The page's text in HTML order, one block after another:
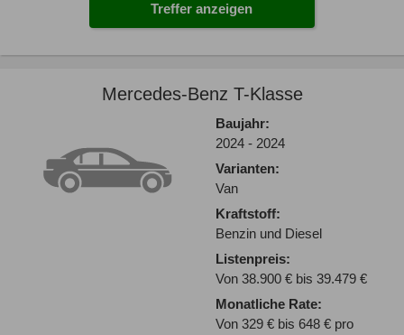
Treffer anzeigen
Mercedes-Benz T-Klasse
Baujahr:
2024 - 2024
Varianten:
Van
Kraftstoff:
Benzin und Diesel
Listenpreis:
Von 38.900 € bis 39.479 €
Monatliche Rate:
Von 329 € bis 648 € pro